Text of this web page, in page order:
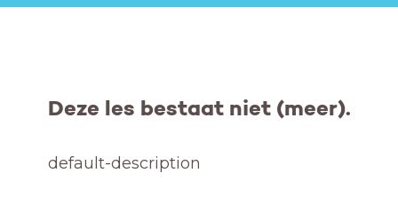
Deze les bestaat niet (meer).
default-description